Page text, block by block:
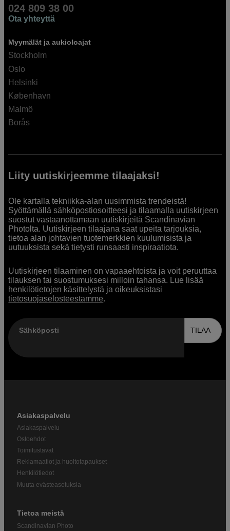
024 809 38 00
Ota yhteyttä
Myymälät ja aukioloajat
Stockholm
Oslo
Helsinki
København
Malmö
Borås
Liity uutiskirjeemme tilaajaksi!
Ole kartalla tekniikka-alan uusimmista trendeistä!
Syöttämällä sähköpostiosoitteesi ja tilaamalla uutiskirjeen
suostut vastaanottamaan uutiskirjeitä Scandinavian
Photolta. Uutiskirjeen tilaajana saat upeita tarjouksia,
tietoa alan johtavien tuotemerkkien kuulumisista ja
uutuuksista sekä tietysti runsaasti inspiraatiota.
Uutiskirjeen tilaaminen on vapaaehtoista ja voit peruuttaa
tilauksen tai suostumuksesi milloin tahansa. Lue lisää
henkilötietojen käsittelystä ja oikeuksistasi
tietosuojaselosteestamme.
Sähköposti TILAA
Asiakaspalvelu
Asiakaspalvelu
Ostoehdot
Toimitustavat
Reklamaatiot ja huoltotapaukset
Henkilötiedot
Muuta evästeasetuksia
Tietoa meistä
Scandinavian Photo